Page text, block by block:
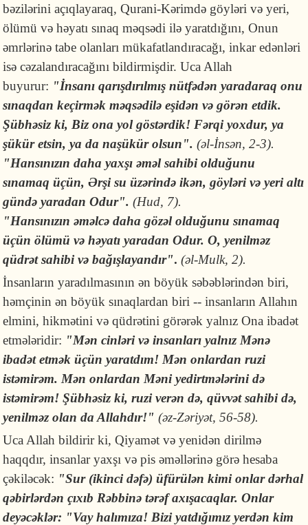
bəzilərini açıqlayaraq, Qurani-Kərimdə göyləri və yeri,
ölümü və həyatı sınaq məqsədi ilə yaratdığını, Onun
əmrlərinə tabe olanları mükafatlandıracağı, inkar edənləri
isə cəzalandıracağını bildirmişdir. Uca Allah
buyurur: "İnsanı qarışdırılmış nütfədən yaradaraq onu
sınaqdan keçirmək məqsədilə eşidən və görən etdik.
Şübhəsiz ki, Biz ona yol göstərdik! Fərqi yoxdur, ya
şükür etsin, ya da naşükür olsun".(əl-İnsən, 2-3).
"Hansınızın daha yaxşı əməl sahibi olduğunu
sınamaq üçün, Ərşi su üzərində ikən, göyləri və yeri altı
gündə yaradan Odur". (Hud, 7).
"Hansınızın əməlcə daha gözəl olduğunu sınamaq
üçün ölümü və həyatı yaradan Odur. O, yenilməz
qüdrət sahibi və bağışlayandır". (əl-Mulk, 2).
İnsanların yaradılmasının ən böyük səbəblərindən biri,
həmçinin ən böyük sınaqlardan biri -- insanların Allahın
elmini, hikmətini və qüdrətini görərək yalnız Ona ibadət
etmələridir: "Mən cinləri və insanları yalnız Mənə
ibadət etmək üçün yaratdım! Mən onlardan ruzi
istəmirəm. Mən onlardan Məni yedirtmələrini də
istəmirəm! Şübhəsiz ki, ruzi verən də, qüvvət sahibi də,
yenilməz olan da Allahdır!"(əz-Zəriyət, 56-58).
Uca Allah bildirir ki, Qiyamət və yenidən dirilmə
haqqdır, insanlar yaxşı və pis əməllərinə görə hesaba
çəkiləcək: "Sur (ikinci dəfə) üfürülən kimi onlar dərhal
qəbirlərdən çıxıb Rəbbinə tərəf axışacaqlar. Onlar
deyəcəklər: "Vay halımıza! Bizi yatdığımız yerdən kim